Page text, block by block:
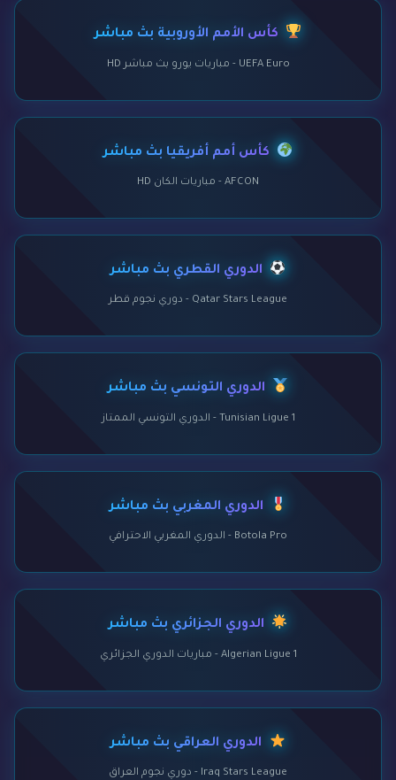
كأس الأمم الأوروبية بث مباشر
UEFA Euro - مباريات يورو بث مباشر HD
كأس أمم أفريقيا بث مباشر
AFCON - مباريات الكان HD
الدوري القطري بث مباشر
Qatar Stars League - دوري نجوم قطر
الدوري التونسي بث مباشر
Tunisian Ligue 1 - الدوري التونسي الممتاز
الدوري المغربي بث مباشر
Botola Pro - الدوري المغربي الاحترافي
الدوري الجزائري بث مباشر
Algerian Ligue 1 - مباريات الدوري الجزائري
الدوري العراقي بث مباشر
Iraq Stars League - دوري نجوم العراق